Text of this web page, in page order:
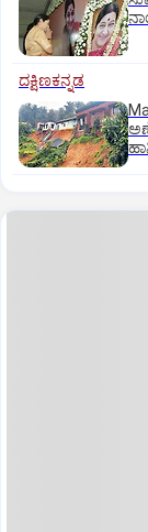
ದಕ್ಷಿಣಕನ್ನಡ